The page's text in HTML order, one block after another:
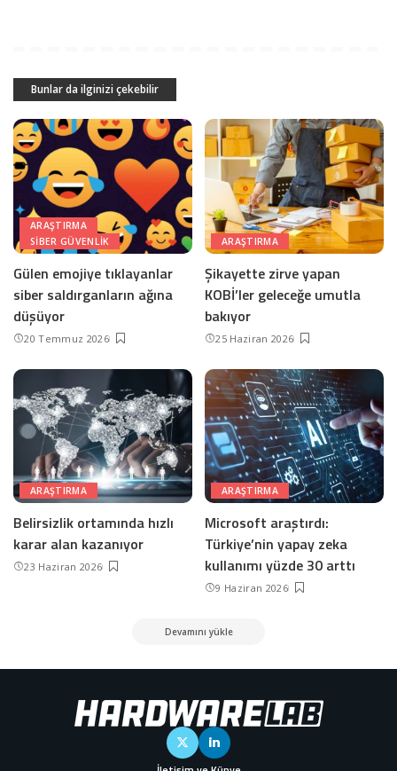
Bunlar da ilginizi çekebilir
ARAŞTIRMA
SIBER GÜVENLIK
Gülen emojiye tıklayanlar
siber saldırganların ağına
düşüyor
20 Temmuz 2026
ARAŞTIRMA
Şikayette zirve yapan
KOBİ’ler geleceğe umutla
bakıyor
25 Haziran 2026
ARAŞTIRMA
Belirsizlik ortamında hızlı
karar alan kazanıyor
23 Haziran 2026
ARAŞTIRMA
Microsoft araştırdı:
Türkiye’nin yapay zeka
kullanımı yüzde 30 arttı
9 Haziran 2026
Devamını yükle